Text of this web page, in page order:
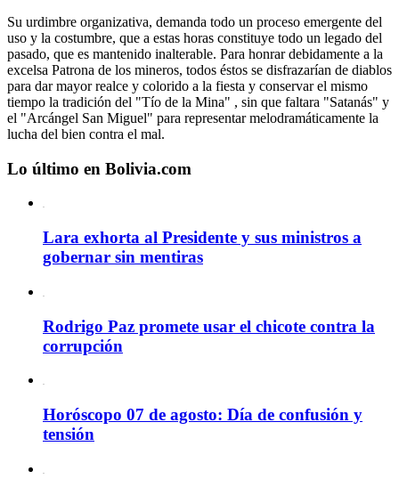
Su urdimbre organizativa, demanda todo un proceso emergente del
uso y la costumbre, que a estas horas constituye todo un legado del
pasado, que es mantenido inalterable. Para honrar debidamente a la
excelsa Patrona de los mineros, todos éstos se disfrazarían de diablos
para dar mayor realce y colorido a la fiesta y conservar el mismo
tiempo la tradición del "Tío de la Mina" , sin que faltara "Satanás" y
el "Arcángel San Miguel" para representar melodramáticamente la
lucha del bien contra el mal.
Lo último en Bolivia.com
Lara exhorta al Presidente y sus ministros a
gobernar sin mentiras
Rodrigo Paz promete usar el chicote contra la
corrupción
Horóscopo 07 de agosto: Día de confusión y
tensión